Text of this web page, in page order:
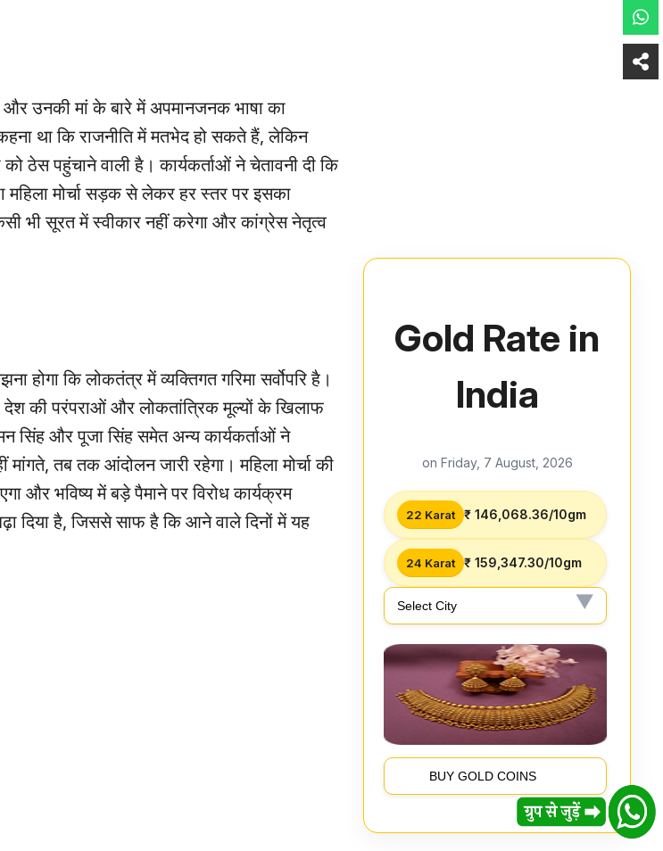
और उनकी मां के बारे में अपमानजनक भाषा का
था कि राजनीति में मतभेद हो सकते हैं, लेकिन
ठेस पहुंचाने वाली है। कार्यकर्ताओं ने चेतावनी दी कि
महिला मोर्चा सड़क से लेकर हर स्तर पर इसका
भी सूरत में स्वीकार नहीं करेगा और कांग्रेस नेतृत्व
होगा कि लोकतंत्र में व्यक्तिगत गरिमा सर्वोपरि है।
देश की परंपराओं और लोकतांत्रिक मूल्यों के खिलाफ
सिंह और पूजा सिंह समेत अन्य कार्यकर्ताओं ने
तब तक आंदोलन जारी रहेगा। महिला मोर्चा की
और भविष्य में बड़े पैमाने पर विरोध कार्यक्रम
दिया है, जिससे साफ है कि आने वाले दिनों में यह
Gold Rate in
India
on Friday, 7 August, 2026
22 Karat ₹ 146,068.36/10gm
24 Karat ₹ 159,347.30/10gm
BUY GOLD COINS